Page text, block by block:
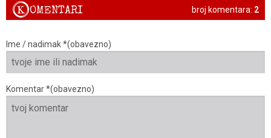
broj komentara: 2
KOMENTARI
Ime / nadimak *(obavezno)
Komentar *(obavezno)